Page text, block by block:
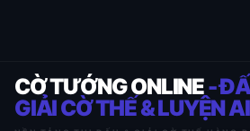
CỜ TƯỚNG ONLINE-
GIẢI CỜ THẾ & LUYỆN AI